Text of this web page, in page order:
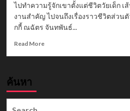
ไปทำความรู้จักเขาตั้งแต่ชีวิตวัยเด็ก เ
งานสำคัญ ไปจนถึงเรื่องราวชีวิตส่วน
กกี้ ณฉัตร จันทพันธ์...
Read MoreRead
ณ
ค้นหา